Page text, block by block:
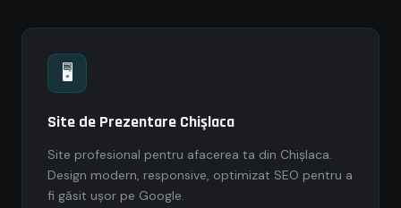
🖥
Site de Prezentare Chişlaca
Site profesional pentru afacerea ta din Chişlaca.
Design modern, responsive, optimizat SEO pentru a
fi găsit ușor pe Google.